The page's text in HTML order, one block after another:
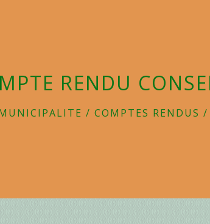
RENDU
/COMPTES RENDUS